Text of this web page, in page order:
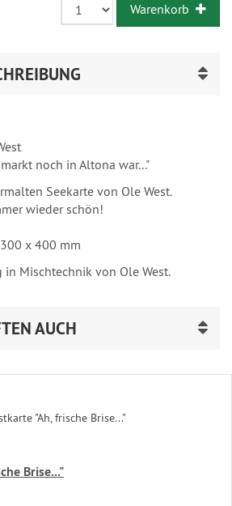
Warenkorb
noch in Altona war..."
Seekarte von Ole West.
wieder schön!
x 400 mm
in Mischtechnik von Ole West.
AUCH
Brise..."